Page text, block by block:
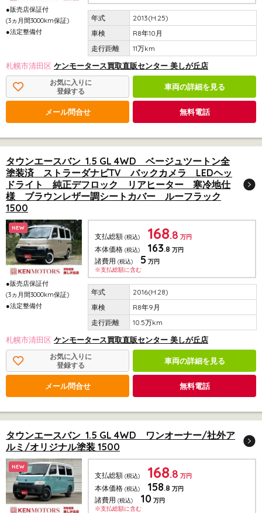
●販売店保証付
(3ヵ月間3000km保証)
●法定整備付
2013(H.25)
R8年10月
11万km
札幌市清田区 ケンモータース買取直販センター 美しが丘店
お気に入りに
登録する
車両の詳細を見る
メール問合せ 無料電話
タウンエースバン 1.5 GL 4WD ベージュツートン全
塗装済 ストラーダナビTV バックカメラ LEDヘッ
ドライト 純正デフロック リアヒーター 寒冷地仕
様 ブラウンレザー調シートカバー ルーフラック
1500
NEW
●販売店保証付
(3ヵ月間3000km保証)
●法定整備付
支払総額 (税込) 168.8 万円
本体価格 (税込) 163.8 万円
諸費用 (税込) 5 万円
※支払総額に含む
2016(H.28)
R8年9月
10.5万km
札幌市清田区 ケンモータース買取直販センター 美しが丘店
お気に入りに
登録する
車両の詳細を見る
メール問合せ 無料電話
タウンエースバン 1.5 GL 4WD ワンオーナー/社外ア
ルミ/オリジナル塗装 1500
NEW
支払総額 (税込) 168.8 万円
本体価格 (税込) 158.8 万円
諸費用 (税込) 10 万円
※支払総額に含む